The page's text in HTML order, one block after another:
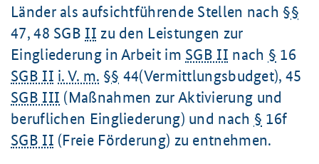
Länder als aufsichtführende Stellen nach §§
47, 48 SGB II zu den Leistungen zur
Eingliederung in Arbeit im SGB II nach § 16
SGB II i. V. m. §§ 44(Vermittlungsbudget), 45
SGB III (Maßnahmen zur Aktivierung und
beruflichen Eingliederung) und nach § 16f
SGB II (Freie Förderung) zu entnehmen.